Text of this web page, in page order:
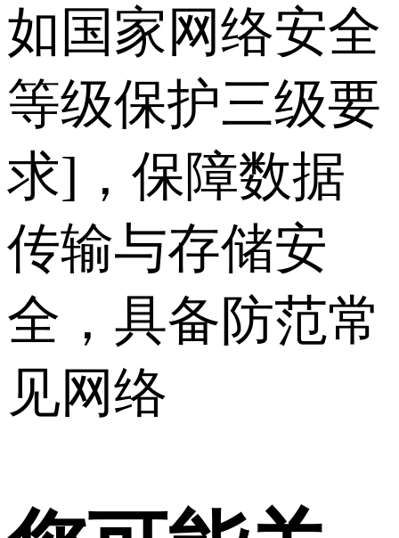
如国家网络安全
等级保护三级要
求]，保障数据
传输与存储安
全，具备防范常
见网络